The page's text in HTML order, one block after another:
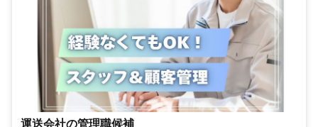
運送会社の管理職候補